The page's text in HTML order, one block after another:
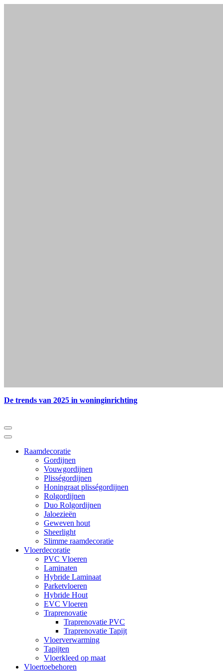
De trends van 2025 in woninginrichting
Raamdecoratie
Gordijnen
Vouwgordijnen
Plisségordijnen
Honingraat plisségordijnen
Rolgordijnen
Duo Rolgordijnen
Jaloezieën
Geweven hout
Sheerlight
Slimme raamdecoratie
Vloerdecoratie
PVC Vloeren
Laminaten
Hybride Laminaat
Parketvloeren
Hybride Hout
EVC Vloeren
Traprenovatie
Traprenovatie PVC
Traprenovatie Tapijt
Vloerverwarming
Tapijten
Vloerkleed op maat
Vloertoebehoren